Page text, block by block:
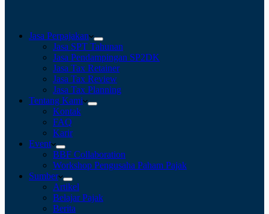
Jasa Perpajakan
Jasa SPT Tahunan
Jasa Pendampingan SP2DK
Jasa Tax Retainer
Jasa Tax Review
Jasa Tax Planning
Tentang Kami
Kontak
FAQ
Karir
Event
BBF Collaboration
Workshop Pengusaha Paham Pajak
Sumber
Artikel
Belajar Pajak
Berita